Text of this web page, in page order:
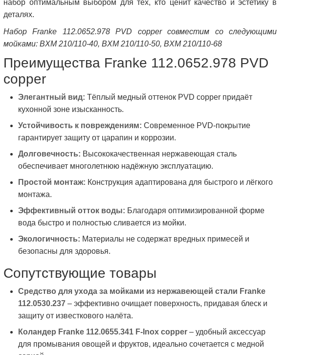
набор оптимальным выбором для тех, кто ценит качество и эстетику в
деталях.
Набор Franke 112.0652.978 PVD copper совместим со следующими
мойками: BXM 210/110-40, BXM 210/110-50, BXM 210/110-68
Преимущества Franke 112.0652.978 PVD
copper
Элегантный вид: Тёплый медный оттенок PVD copper придаёт
кухонной зоне изысканность.
Устойчивость к повреждениям: Современное PVD-покрытие
гарантирует защиту от царапин и коррозии.
Долговечность: Высококачественная нержавеющая сталь
обеспечивает многолетнюю надёжную эксплуатацию.
Простой монтаж: Конструкция адаптирована для быстрого и лёгкого
монтажа.
Эффективный отток воды: Благодаря оптимизированной форме
вода быстро и полностью сливается из мойки.
Экологичность: Материалы не содержат вредных примесей и
безопасны для здоровья.
Сопутствующие товары
Средство для ухода за мойками из нержавеющей стали Franke
112.0530.237 – эффективно очищает поверхность, придавая блеск и
защиту от известкового налёта.
Коландер Franke 112.0655.341 F-Inox copper – удобный аксессуар
для промывания овощей и фруктов, идеально сочетается с медной